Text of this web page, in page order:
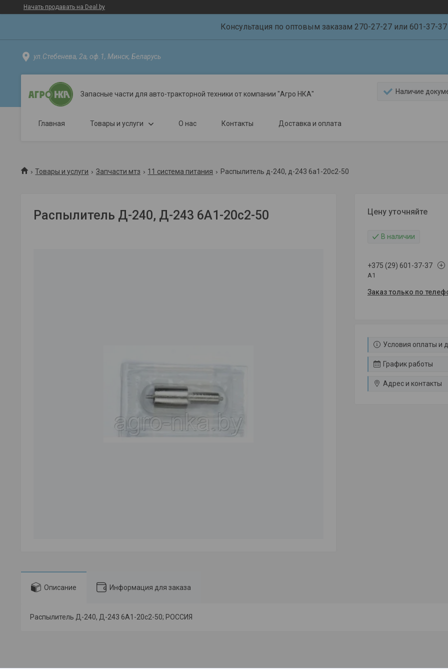
Начать продавать на Deal.by
Консультация по оптовым заказам 270-27-27 или 601-37-37
ул.Стебенева, 2а, оф.1, Минск, Беларусь
Запасные части для авто-тракторной техники от компании "Агро НКА" Наличие
Главная Товары и услуги О нас Контакты Доставка и оплата
Товары и услуги Запчасти мтз 11 система питания Распылитель д-240, д-243 6а1-20с2-50
Распылитель Д-240, Д-243 6А1-20с2-50 Цену уточняйте
В наличии
+375 (29) 601-37-37
A1
Заказ только по
Условия оплаты и
График работы
Адрес и контакты
Описание Информация для заказа
Распылитель Д-240, Д-243 6А1-20с2-50; РОССИЯ